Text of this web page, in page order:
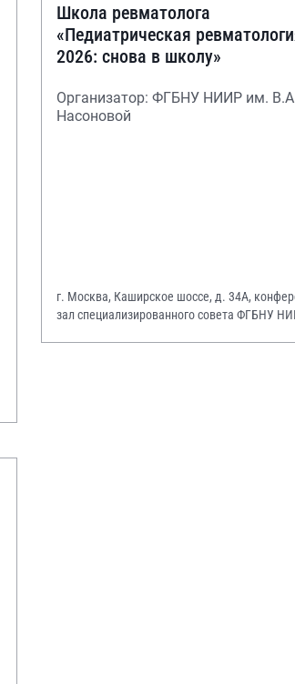
Школа ревматолога
«Педиатрическая
2026: снова в школу»
Организатор: ФГБНУ НИИР им.
Насоновой
г. Москва, Каширское шоссе, д. 34А,
зал специализированного совета ФГБНУ